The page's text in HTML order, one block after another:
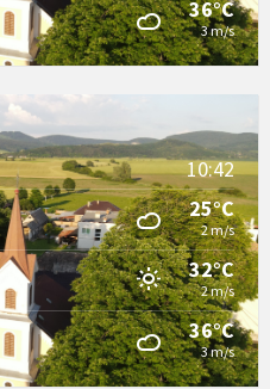
36°C
3 m/s
10:42
25°C
2 m/s
32°C
2 m/s
36°C
3 m/s